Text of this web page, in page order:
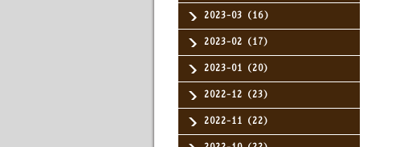
2023-03（16）
2023-02（17）
2023-01（20）
2022-12（23）
2022-11（22）